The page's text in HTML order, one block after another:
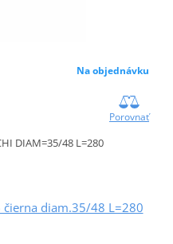
Na objednávku
Porovnať
DIAM=35/48 L=280
čierna diam.35/48 L=280